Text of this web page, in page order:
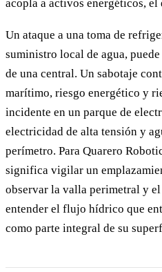
acopla a activos energéticos,
Un ataque a una toma de
suministro local de agua,
de una central. Un sabotaje
marítimo, riesgo energético y
incidente en un parque de
electricidad de alta tensión y
perímetro. Para Quarero
significa vigilar un
observar la valla perimetral y
entender el flujo hídrico que
como parte integral de su